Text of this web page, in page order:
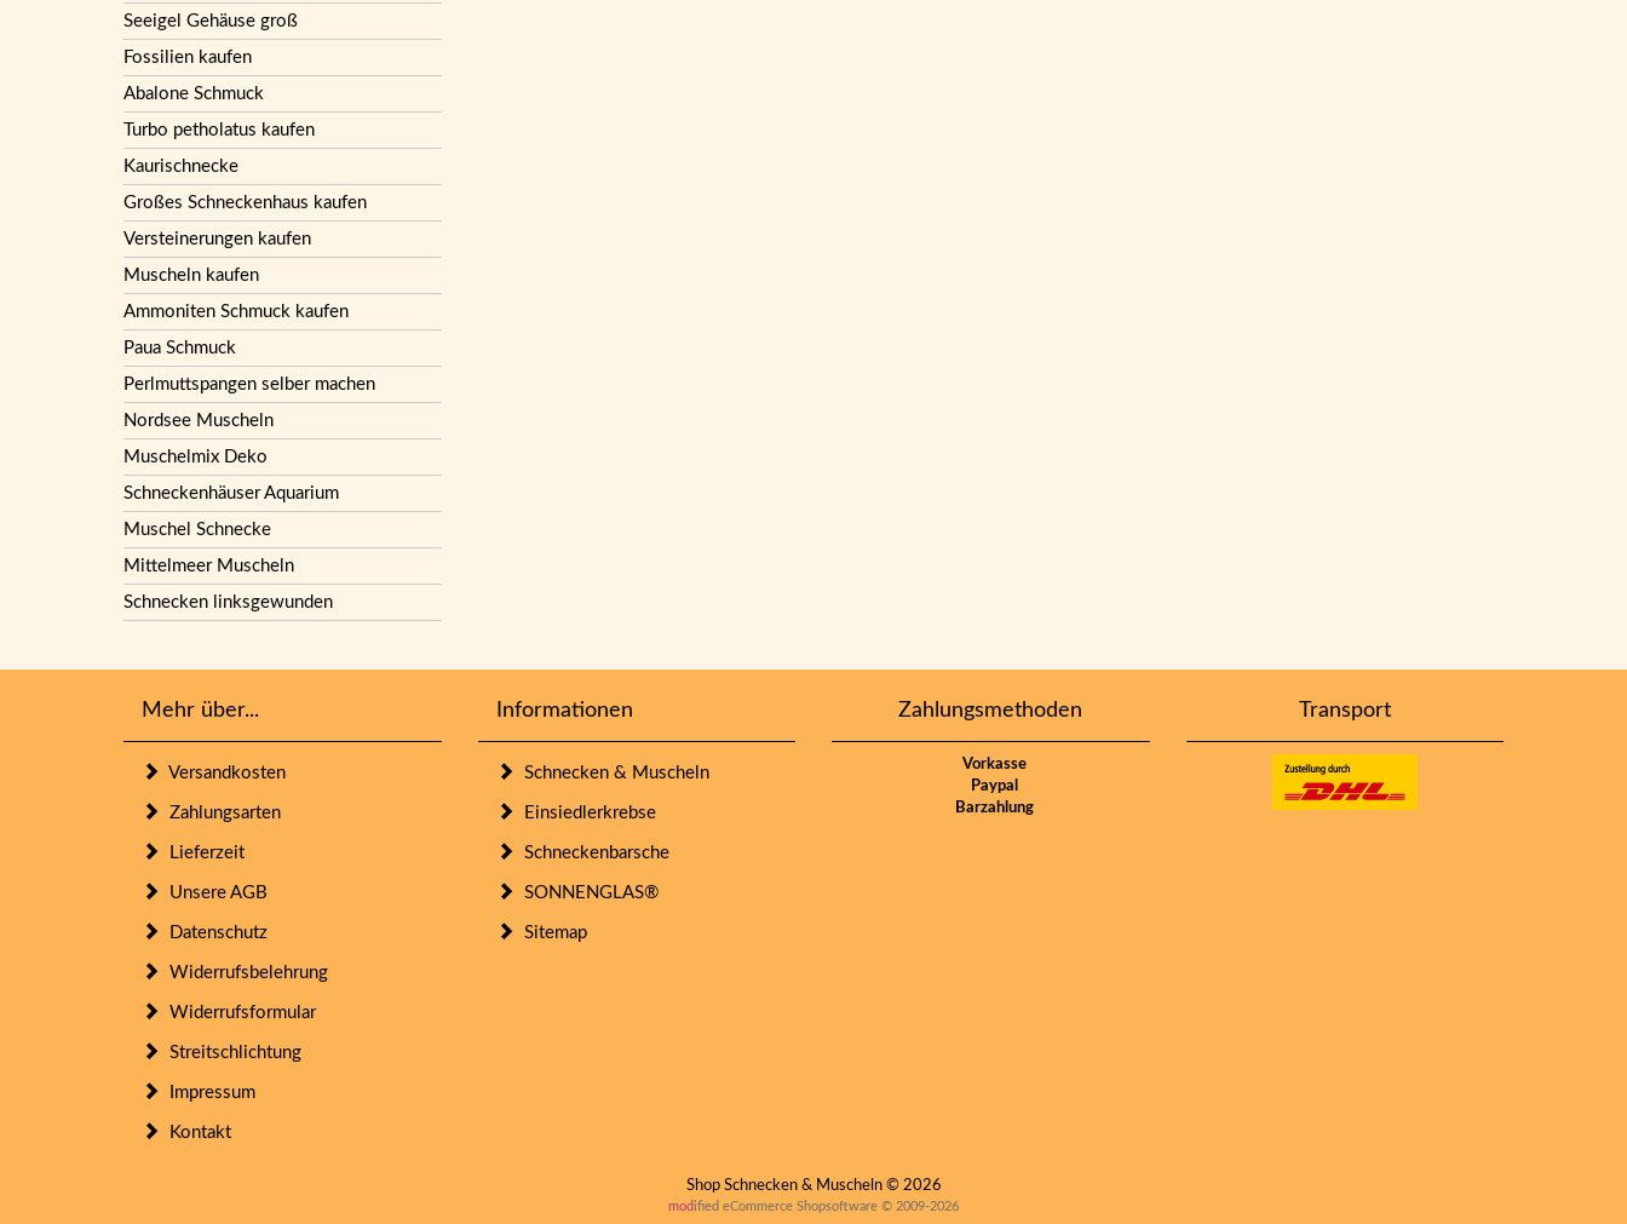
Seeigel Gehäuse groß
Fossilien kaufen
Abalone Schmuck
Turbo petholatus kaufen
Kaurischnecke
Großes Schneckenhaus kaufen
Versteinerungen kaufen
Muscheln kaufen
Ammoniten Schmuck kaufen
Paua Schmuck
Perlmuttspangen selber machen
Nordsee Muscheln
Muschelmix Deko
Schneckenhäuser Aquarium
Muschel Schnecke
Mittelmeer Muscheln
Schnecken linksgewunden
Mehr über...
Versandkosten
Zahlungsarten
Lieferzeit
Unsere AGB
Datenschutz
Widerrufsbelehrung
Widerrufsformular
Streitschlichtung
Impressum
Kontakt
Informationen
Schnecken & Muscheln
Einsiedlerkrebse
Schneckenbarsche
SONNENGLAS®
Sitemap
Zahlungsmethoden
Vorkasse
Paypal
Barzahlung
Transport
Shop Schnecken & Muscheln © 2026
modified eCommerce Shopsoftware © 2009-2026